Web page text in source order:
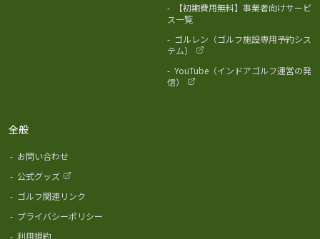
-
【初期費用無料】事業者向けサービ
ス一覧
- ゴルレン（ゴルフ施設専用予約シス
テム）
- YouTube（インドアゴルフ運営の発
信）
全般
- お問い合わせ
- 公式グッズ
- ゴルフ関連リンク
- プライバシーポリシー
- 利用規約